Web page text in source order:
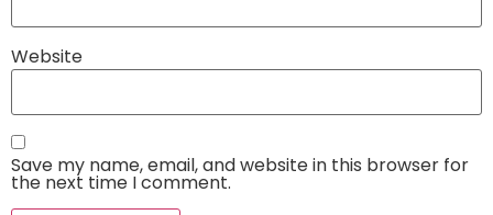
Website
Save my name, email, and website in this browser for
the next time I comment.